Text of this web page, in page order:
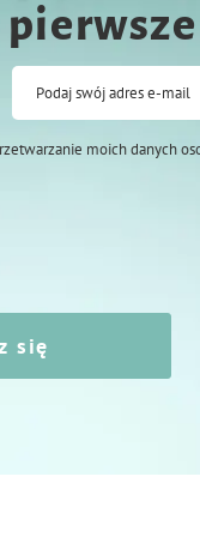
Podaj swój adres e-mail
moich danych
się